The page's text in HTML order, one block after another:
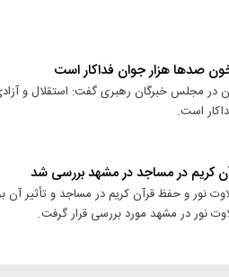
صدها هزار جوان فداکار است
در مجلس خبرگان رهبری گفت: استقلال و
است.
کریم در مساجد در مشهد بررسی شد
نور و حفظ قرآن کریم در مساجد و تأثیر
نور در مشهد مورد بررسی قرار گرفت.